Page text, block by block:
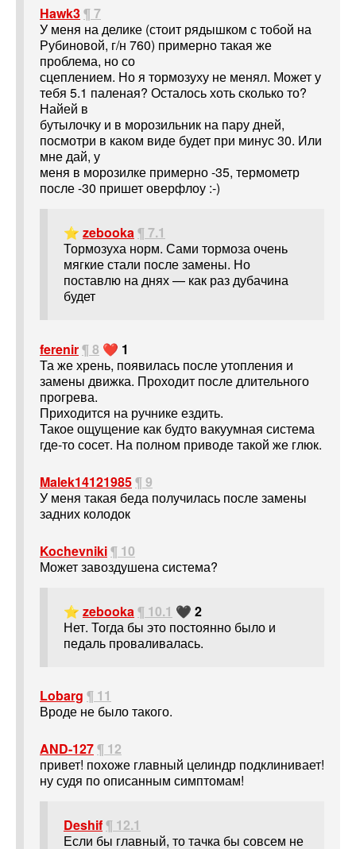
Hawk3¶ 7
У меня на делике (стоит рядышком с тобой на
Рубиновой, г/н 760) примерно такая же
проблема, но со
сцеплением. Но я тормозуху не менял. Может у
тебя 5.1 паленая? Осталось хоть сколько то?
Найей в
бутылочку и в морозильник на пару дней,
посмотри в каком виде будет при минус 30. Или
мне дай, у
меня в морозилке примерно -35, термометр
после -30 пришет оверфлоу :-)
⭐ zebooka¶ 7.1
Тормозуха норм. Сами тормоза очень
мягкие стали после замены. Но
поставлю на днях — как раз дубачина
будет
ferenir¶ 8 ❤️ 1
Та же хрень, появилась после утопления и
замены движка. Проходит после длительного
прогрева.
Приходится на ручнике ездить.
Такое ощущение как будто вакуумная система
где-то сосет. На полном приводе такой же глюк.
Malek14121985¶ 9
У меня такая беда получилась после замены
задних колодок
Kochevniki¶ 10
Может завоздушена система?
⭐ zebooka ¶ 10.1 🖤 2
Нет. Тогда бы это постоянно было и
педаль проваливалась.
Lobarg ¶ 11
Вроде не было такого.
AND-127¶ 12
привет! похоже главный целиндр подклинивает!
ну судя по описанным симптомам!
Deshif¶ 12.1
Если бы главный, то тачка бы совсем не